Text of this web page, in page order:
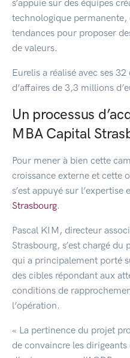
s’appuie sur des équipes
technologique permanente,
tendances pour proposer
de valeurs.
Eurelis a réalisé avec ses
d’affaires de 3,3 millions
Un processus
MBA Capital
Pour mener à bien cette
croissance externe et cette
s’est appuyé sur l’expertise
Strasbourg.
Pascal KIM, directeur
Strasbourg, s’est chargé
qui a principalement porté
des cibles répondant aux
conditions de
l’opération.
« La pertinence du projet
de convaincre les dirigeants